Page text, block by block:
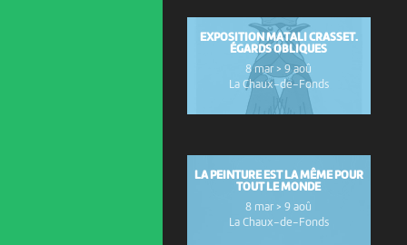
EXPOSITION MATALI CRASSET.
ÉGARDS OBLIQUES
8 mar > 9 aoû
La Chaux-de-Fonds
LA PEINTURE EST LA MÊME POUR
TOUT LE MONDE
8 mar > 9 aoû
La Chaux-de-Fonds